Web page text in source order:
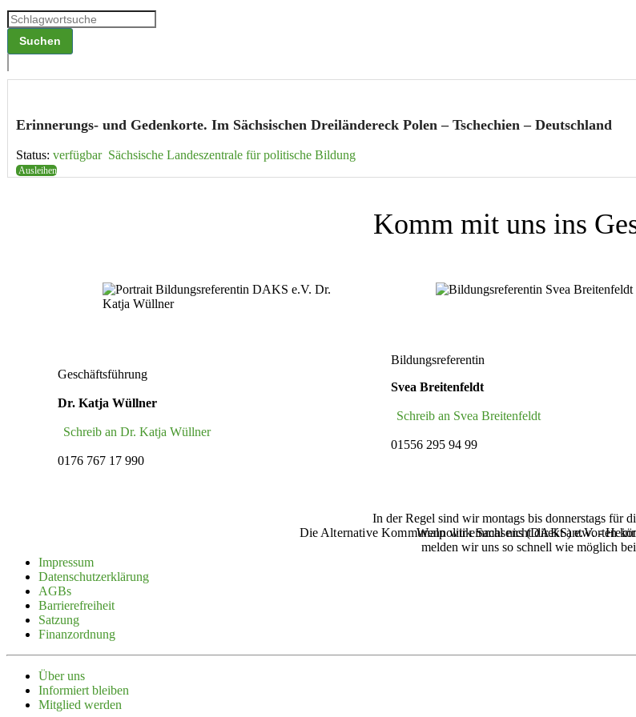
Erinne­rungs- und Gedenkorte. Im Sächsi­schen Dreilän­dereck Polen – Tsche­chien – Deutschland
Status: verfügbar Sächsische Landes­zen­trale für politische Bildung
Ausleihen
Komm mit uns ins
Geschäftsführung
Dr. Katja Wüllner
Schreib an Dr. Katja Wüllner
0176 767 17 990
Bildungsreferentin
Svea Breitenfeldt
Schreib an Svea Breitenfeldt
01556 295 94 99
Die Alternative Kommunalpolitik Sachsens (‌DAKS‌) e.V. -
In der Regel sind wir montags bis donnerstags für
Wenn wir einmal nicht direkt antworten
melden wir uns so schnell wie möglich
Impressum
Daten­schutz­er­klärung
AGBs
Barrie­re­freiheit
Satzung
Finanz­ordnung
Über uns
Infor­miert bleiben
Mitglied werden